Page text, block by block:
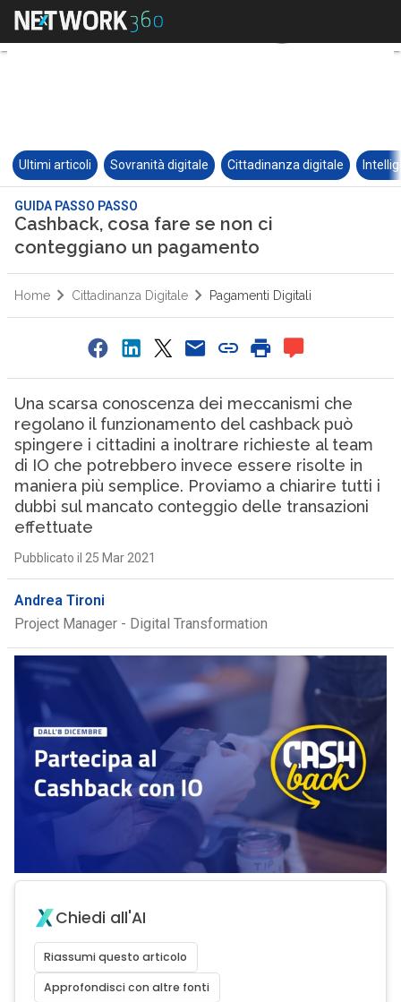
Ultimi articoli Sovranità digitale Cittadinanza digitale
GUIDA PASSO PASSO
Cashback, cosa fare se non ci
conteggiano un pagamento
Home Cittadinanza Digitale Pagamenti Digitali
Una scarsa conoscenza dei meccanismi che
regolano il funzionamento del cashback può
spingere i cittadini a inoltrare richieste al team
di IO che potrebbero invece essere risolte in
maniera più semplice. Proviamo a chiarire tutti i
dubbi sul mancato conteggio delle transazioni
effettuate
Pubblicato il 25 Mar 2021
Andrea Tironi
Project Manager - Digital Transformation
Chiedi all'AI
Riassumi questo articolo
Approfondisci con altre fonti